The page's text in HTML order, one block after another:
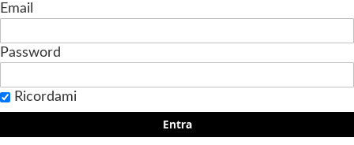
Email
Password
Ricordami
Entra